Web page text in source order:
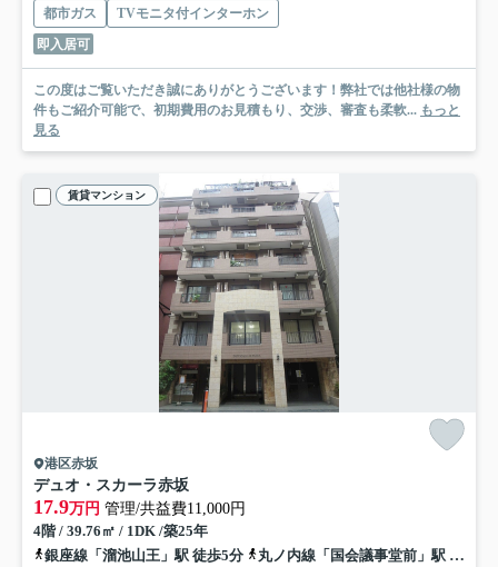
都市ガス
TVモニタ付インターホン
即入居可
この度はご覧いただき誠にありがとうございます！弊社では他社様の物
件もご紹介可能で、初期費用のお見積もり、交渉、審査も柔軟... もっと
見る
賃貸マンション
港区赤坂
デュオ・スカーラ赤坂
17.9万円 管理/共益費11,000円
4階 / 39.76㎡ / 1DK /築25年
銀座線「溜池山王」駅 徒歩5分
丸ノ内線「国会議事堂前」駅 徒歩11分